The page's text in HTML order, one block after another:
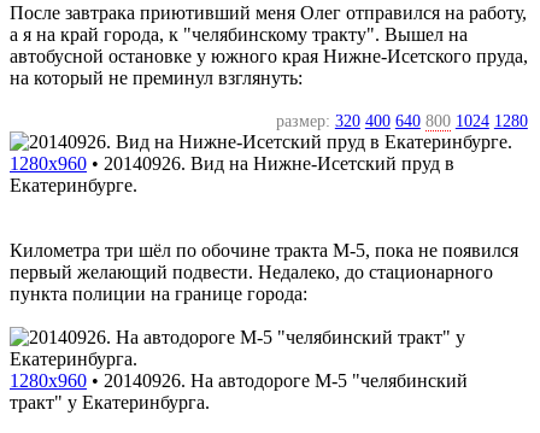
После завтрака приютивший меня Олег отправился на работу,
а я на край города, к "челябинскому тракту". Вышел на
автобусной остановке у южного края Нижне-Исетского пруда,
на который не преминул взглянуть:
размер: 320 400 640 800 1024 1280
1280x960 • 20140926. Вид на Нижне-Исетский пруд в
Екатеринбурге.
Километра три шёл по обочине тракта M-5, пока не появился
первый желающий подвести. Недалеко, до стационарного
пункта полиции на границе города:
1280x960 • 20140926. На автодороге M-5 "челябинский
тракт" у Екатеринбурга.